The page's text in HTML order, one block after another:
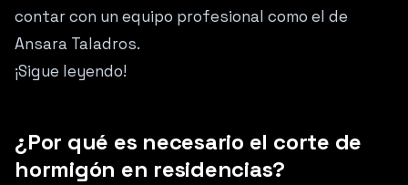
contar con un equipo profesional como el de
Ansara Taladros.
¡Sigue leyendo!
¿Por qué es necesario el corte de
hormigón en residencias?